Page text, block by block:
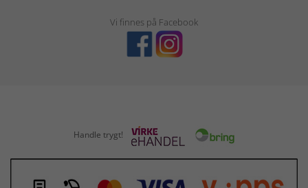
Vi finnes på Facebook
Handle trygt!